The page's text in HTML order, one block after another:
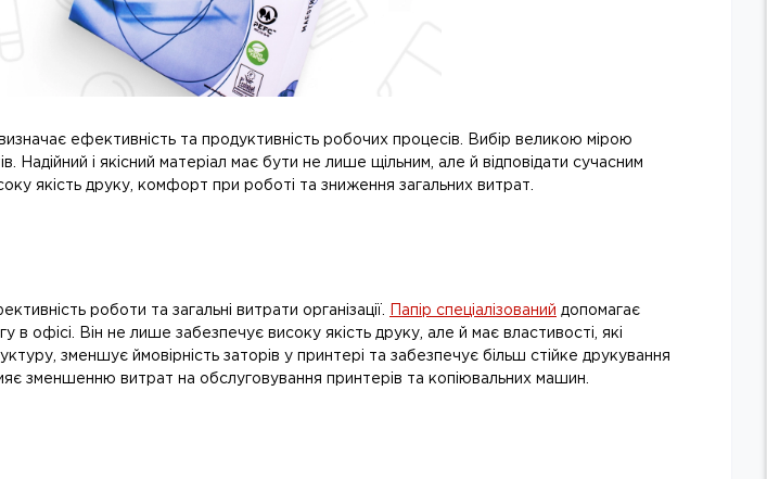
ефективність та продуктивність робочих процесів. Вибір великою мірою
Надійний і якісний матеріал має бути не лише щільним, але й відповідати сучасним
якість друку, комфорт при роботі та зниження загальних витрат.
роботи та загальні витрати організації. Папір спеціалізований допомагає
офісі. Він не лише забезпечує високу якість друку, але й має властивості, які
зменшує ймовірність заторів у принтері та забезпечує більш стійке друкування
зменшенню витрат на обслуговування принтерів та копіювальних машин.